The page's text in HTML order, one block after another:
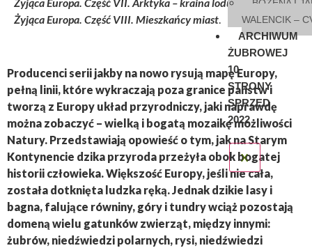
BOŻENA I
WALENCIK –
ARCHIWUM
ŻUBROWEJ
10
STRONY
SPRZED
2022
X
Żyjąca Europa. Część VIII. Mieszkańcy miast.
Producenci serii jakby na nowo rysują mapę Europy,
pełną linii, które wykraczają poza granice państw i
tworzą z Europy układ przyrodniczy, jaki naprawdę
można zobaczyć – wielką i bogatą mozaikę możliwości
Natury. Przedstawiają opowieść o tym, jak na Starym
Kontynencie dzika przyroda przeżyła obok bogatej
historii człowieka. Większość Europy, jeśli nie cała,
została dotknięta ludzka ręką. Jednak dzikie lasy i
bagna, falujące równiny, góry i tundry wciąż pozostają
domeną wielu gatunków zwierząt, między innymi:
żubrów, niedźwiedzi polarnych, rysi, niedźwiedzi